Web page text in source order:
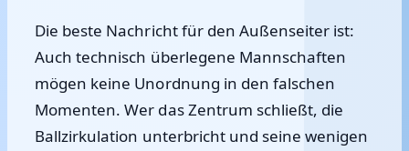
Die beste Nachricht für den Außenseiter ist:
Auch technisch überlegene Mannschaften
mögen keine Unordnung in den falschen
Momenten. Wer das Zentrum schließt, die
Ballzirkulation unterbricht und seine wenigen